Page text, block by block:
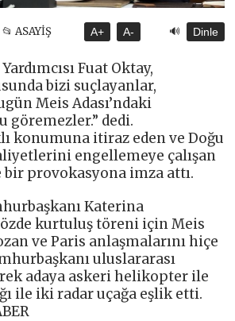
📂 ASAYİŞ A+ A- 🔊 Dinle
Fuat Oktay,
bizi suçlayanlar,
Meis Adası’ndaki
göremezler.” dedi.
konumuna itiraz eden ve Doğu
engellemeye çalışan
provokasyona imza attı.
Katerina
kurtuluş töreni için Meis
ve Paris anlaşmalarını hiçe
uluslararası
adaya askeri helikopter ile
ile iki radar uçağa eşlik etti.